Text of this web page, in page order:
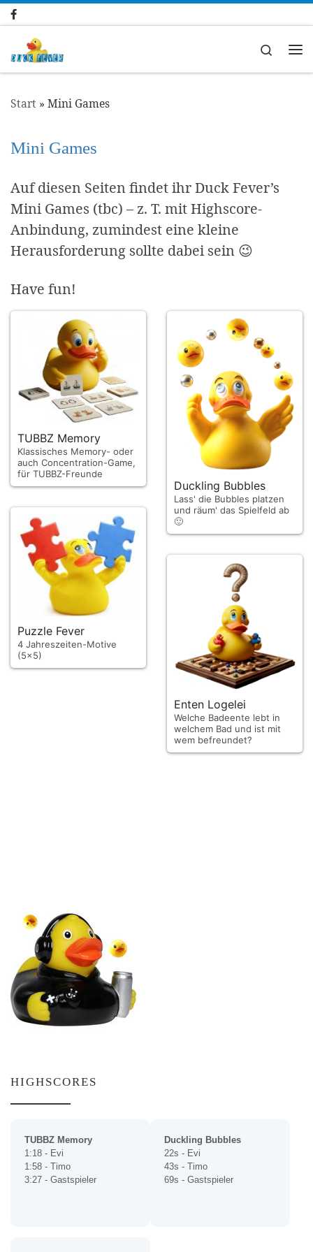
Zum Inhalt springen
Search
Start » Mini Games
Mini Games
Auf diesen Seiten findet ihr Duck Fever’s
Mini Games (tbc) – z. T. mit Highscore-
Anbindung, zumindest eine kleine
Herausforderung sollte dabei sein 😉
Have fun!
TUBBZ Memory
Klassisches Memory- oder
auch Concentration-Game,
für TUBBZ-Freunde
Duckling Bubbles
Lass' die Bubbles platzen
und räum' das Spielfeld ab
🙂
Puzzle Fever
4 Jahreszeiten-Motive
(5x5)
Enten Logelei
Welche Badeente lebt in
welchem Bad und ist mit
wem befreundet?
HIGHSCORES
TUBBZ Memory
1:18 - Evi
1:58 - Timo
3:27 - Gastspieler
Duckling Bubbles
22s - Evi
43s - Timo
69s - Gastspieler